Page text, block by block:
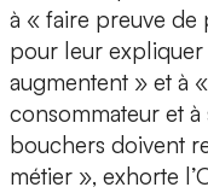
à « faire preuve de
pour leur
augmentent » et à
consommateur et
bouchers doivent
métier », exhorte